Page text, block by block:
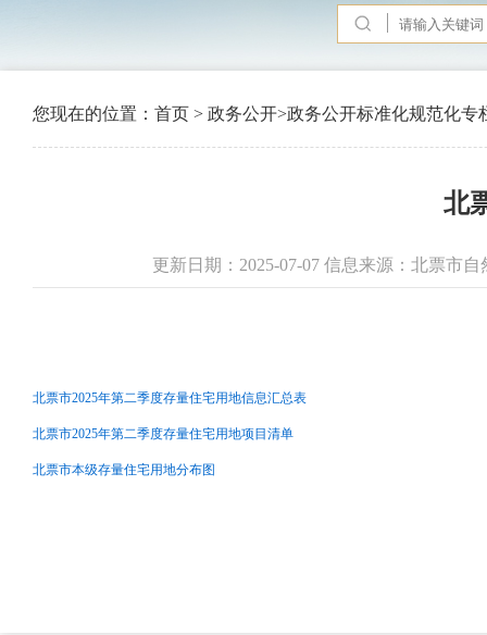
您现在的位置： 首页 > 政务公开>政务公开标准化规范化专
北
更新日期：2025-07-07 信息来源：北票市
北票市2025年第二季度存量住宅用地信息汇总表
北票市2025年第二季度存量住宅用地项目清单
北票市本级存量住宅用地分布图